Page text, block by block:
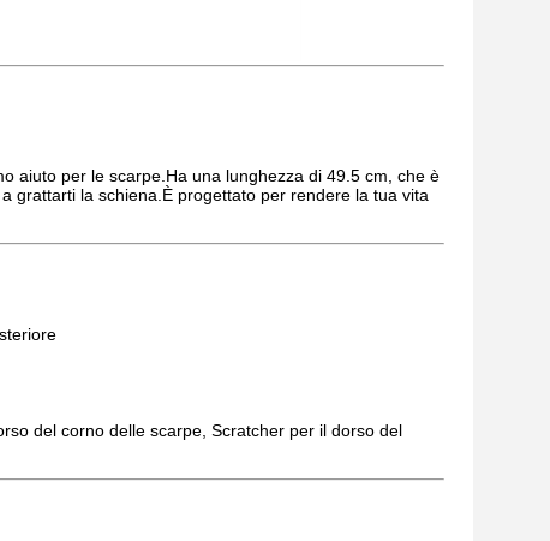
aiuto per le scarpe.Ha una lunghezza di 49.5 cm, che è
grattarti la schiena.È progettato per rendere la tua vita
del corno delle scarpe, Scratcher per il dorso del